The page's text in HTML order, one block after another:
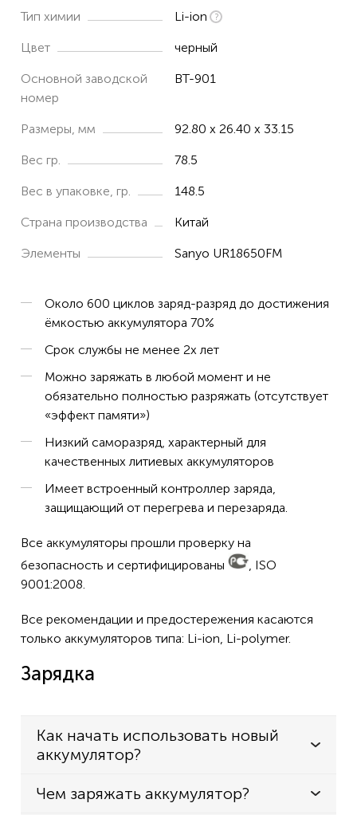
Тип химии Li-ion
Цвет черный
Основной заводской
номер
BT-901
Размеры, мм 92.80 x 26.40 x 33.15
Вес гр. 78.5
Вес в упаковке, гр. 148.5
Страна производства Китай
Элементы Sanyo UR18650FM
Около 600 циклов заряд-разряд до достижения
ёмкостью аккумулятора 70%
Срок службы не менее 2х лет
Можно заряжать в любой момент и не
обязательно полностью разряжать (отсутствует
«эффект памяти»)
Низкий саморазряд, характерный для
качественных литиевых аккумуляторов
Имеет встроенный контроллер заряда,
защищающий от перегрева и перезаряда.
Все аккумуляторы прошли проверку на
безопасность и сертифицированы
, ISO
9001:2008.
Все рекомендации и предостережения касаются
только аккумуляторов типа: Li-ion, Li-polymer.
Зарядка
Как начать использовать новый
аккумулятор?
Чем заряжать аккумулятор?